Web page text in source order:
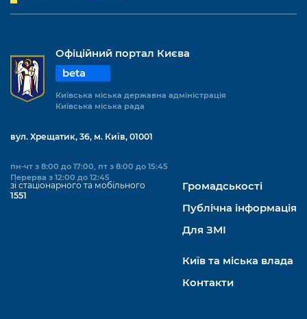
Офіційний портал Києва
beta
Київська міська державна адміністрація
Київська міська рада
вул. Хрещатик, 36, м. Київ, 01001
пн-чт з 8:00 до 17:00, пт з 8:00 до 15:45
Перерва з 12:00 до 12:45
зі стаціонарного та мобільного
1551
Громадськості
Публічна інформація
Для ЗМІ
Київ та міська влада
Контакти